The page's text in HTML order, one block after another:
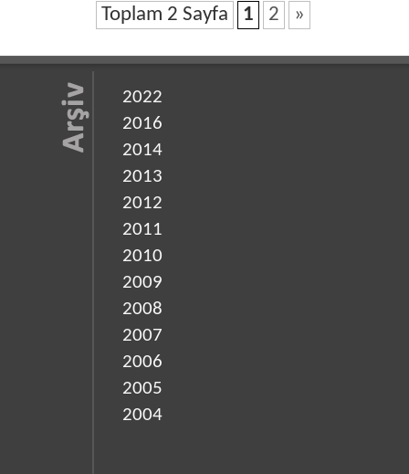
Toplam 2 Sayfa 1 2 »
2022
2016
2014
2013
2012
2011
2010
2009
2008
2007
2006
2005
2004